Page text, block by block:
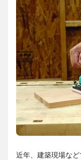
近年、建築現場な